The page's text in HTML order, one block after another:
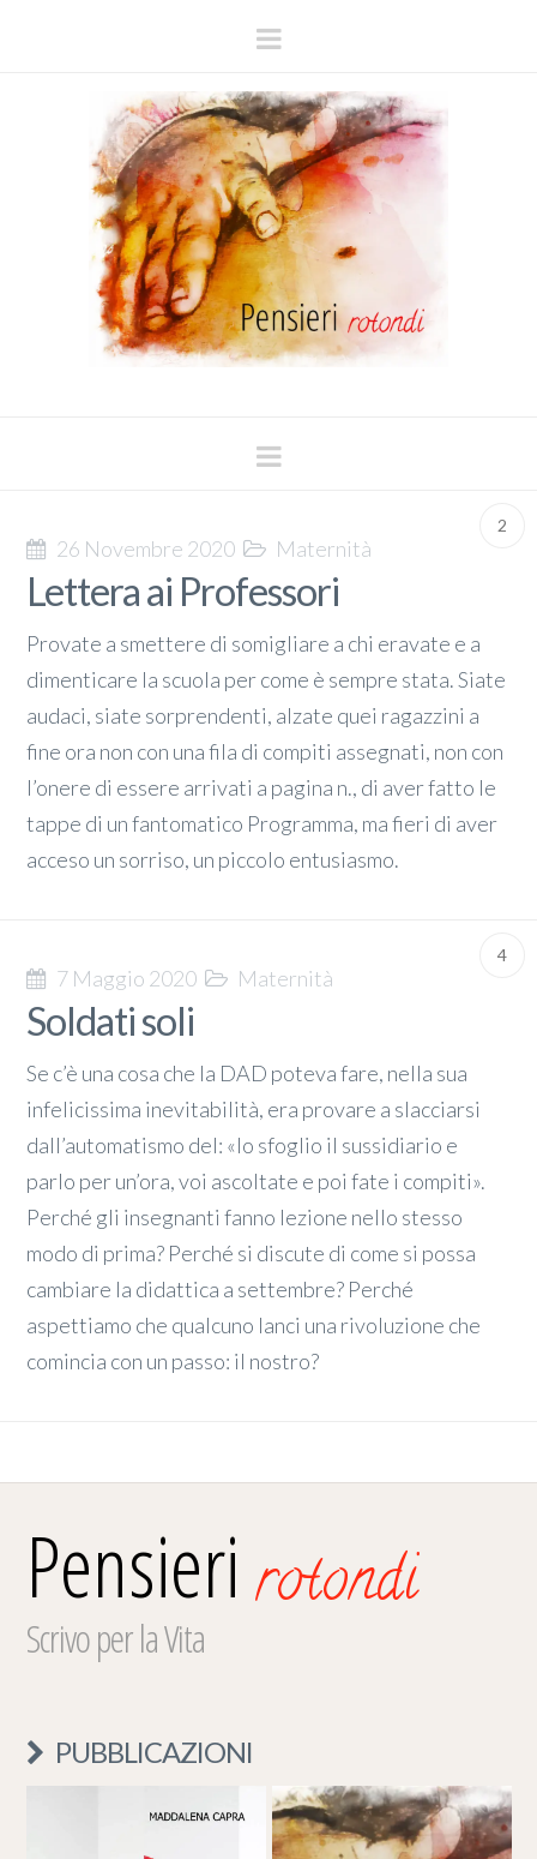
Navigation
Navigation
2
26 Novembre 2020 Maternità
Lettera ai Professori
Provate a smettere di somigliare a chi eravate e a
dimenticare la scuola per come è sempre stata. Siate
audaci, siate sorprendenti, alzate quei ragazzini a
fine ora non con una fila di compiti assegnati, non con
l’onere di essere arrivati a pagina n., di aver fatto le
tappe di un fantomatico Programma, ma fieri di aver
acceso un sorriso, un piccolo entusiasmo.
4
7 Maggio 2020 Maternità
Soldati soli
Se c’è una cosa che la DAD poteva fare, nella sua
infelicissima inevitabilità, era provare a slacciarsi
dall’automatismo del: «Io sfoglio il sussidiario e
parlo per un’ora, voi ascoltate e poi fate i compiti».
Perché gli insegnanti fanno lezione nello stesso
modo di prima? Perché si discute di come si possa
cambiare la didattica a settembre? Perché
aspettiamo che qualcuno lanci una rivoluzione che
comincia con un passo: il nostro?
Pensierirotondi
Scrivo per la Vita
PUBBLICAZIONI